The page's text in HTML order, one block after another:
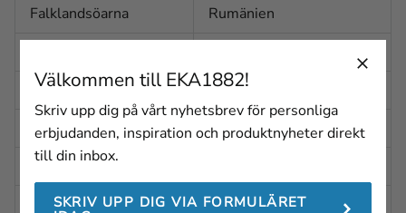
Falklandsöarna
Rumänien
Filippinerna
Saint Barthélemy
Finland
Saint Helena
Frankrike
Franska Guyana
Saint Lucia
Välkommen till EKA1882!
Skriv upp dig på vårt nyhetsbrev för personliga
erbjudanden, inspiration och produktnyheter direkt
till din inbox.
SKRIV UPP DIG VIA FORMULÄRET